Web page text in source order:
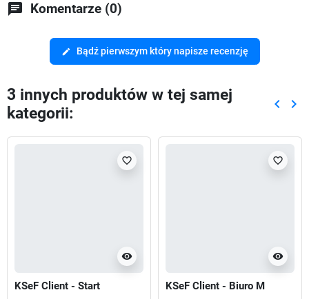
chat Komentarze (0)
edit Bądź pierwszym który napisze recenzję
3 innych produktów w tej samej
kategorii:
keyboard_arrow_left keyboard_arrow_right
visibility
favorite_border
KSeF Client - Start
visibility
favorite_border
KSeF Client - Biuro M